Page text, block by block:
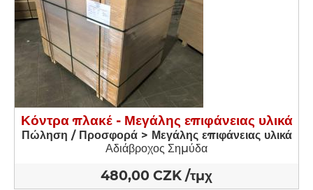
Κόντρα πλακέ - Μεγάλης επιφάνειας υλικά
Πώληση / Προσφορά > Μεγάλης επιφάνειας υλικά
Αδιάβροχος Σημύδα
480,00 CZK /τμχ